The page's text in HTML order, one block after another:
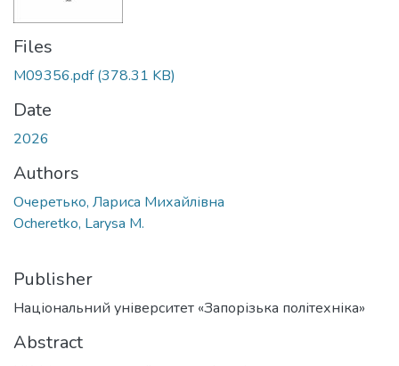
Files
M09356.pdf(378.31 KB)
Date
2026
Authors
Очеретько, Лариса Михайлівна
Ocheretko, Larysa M.
Publisher
Національний університет «Запорізька політехніка»
Abstract